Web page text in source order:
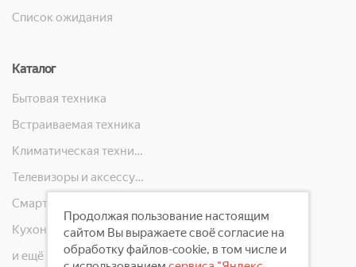
Список ожидания
Каталог
Бытовая техника
Встраиваемая техника
Климатическая техника
Телевизоры и аксессуары
Кухонная техника
и ещё 10 категорий
Продолжая пользование настоящим
сайтом Вы выражаете своё согласие на
обработку файлов-cookie, в том числе и